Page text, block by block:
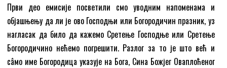
Први део емисије посветили смо уводним напоменама и
објашњењу да ли је ово Господњи или Богородичин празник, уз
нагласак да било да кажемо Сретење Господње или Сретење
Богородичино нећемо погрешити. Разлог за то је што већ и
сâмо име Богородица указује на Бога, Сина Божјег Оваплоћеног